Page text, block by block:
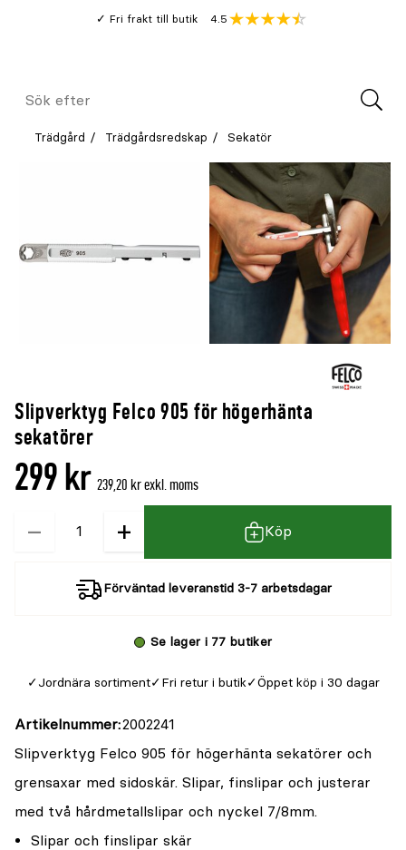
Fri frakt till butik
Genomsnitt
4.5
Meny
Sök
Trädgård Trädgårdsredskap Sekatör
Slipverktyg Felco 905 för högerhänta
sekatörer
299 kr 239,20 kr exkl. moms
−
Kvantitet + Köp
Förväntad leveranstid 3-7 arbetsdagar
Se lager i 77 butiker
Jordnära sortiment Fri retur i butik Öppet köp i 30 dagar
Artikelnummer 2002241
Slipverktyg Felco 905 för högerhänta sekatörer och
grensaxar med sidoskär. Slipar, finslipar och justerar
med två hårdmetallslipar och nyckel 7/8mm.
Slipar och finslipar skär